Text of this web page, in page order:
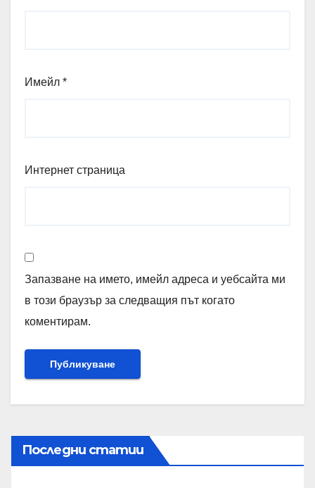
Имейл *
Интернет страница
Запазване на името, имейл адреса и уебсайта ми
в този браузър за следващия път когато
коментирам.
Последни статии